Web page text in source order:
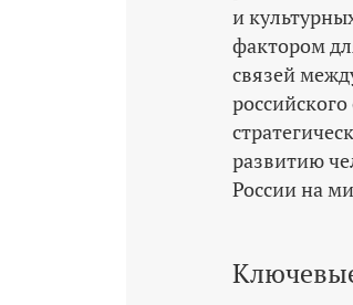
и
фактором
связей
развитию
России на